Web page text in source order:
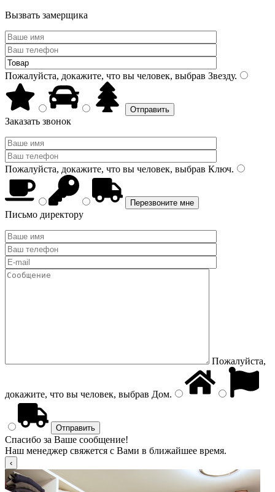
Вызвать замерщика
Пожалуйста, докажите, что вы человек, выбрав Звезду.
Заказать звонок
Пожалуйста, докажите, что вы человек, выбрав Ключ.
Письмо директору
Пожалуйста,
докажите, что вы человек, выбрав Дом.
Спасибо за Ваше сообщение!
Наш менеджер свяжется с Вами в ближайшее время.